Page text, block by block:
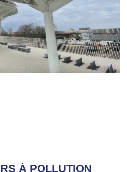
À POLLUTION